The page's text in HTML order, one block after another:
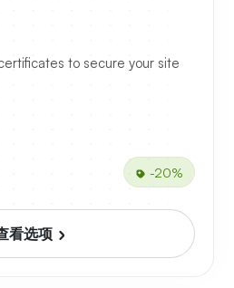
to secure your site
-20%
看选项